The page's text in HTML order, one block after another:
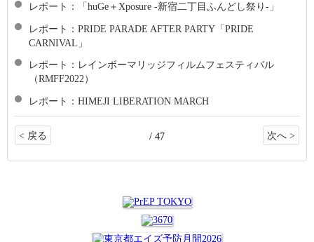
レポート：「huGe＋Xposure -新宿二丁目ふんどし祭り-」
レポート：PRIDE PARADE AFTER PARTY「PRIDE
CARNIVAL」
レポート：レインボーマリッジフィルムフェスティバル
（RMFF2022）
レポート：HIMEJI LIBERATION MARCH
< 戻る / 47 次へ >